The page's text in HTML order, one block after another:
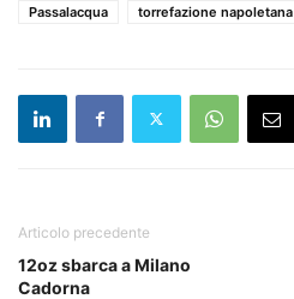
Passalacqua
torrefazione napoletana
Articolo precedente
12oz sbarca a Milano
Cadorna